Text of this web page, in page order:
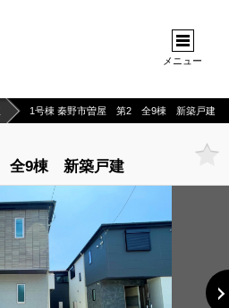
メニュー
1号棟 秦野市曽屋 第2 全9棟 新築戸建
全9棟 新築戸建